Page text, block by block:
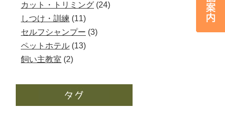
カット・トリミング (24)
しつけ・訓練 (11)
セルフシャンプー (3)
ペットホテル (13)
飼い主教室 (2)